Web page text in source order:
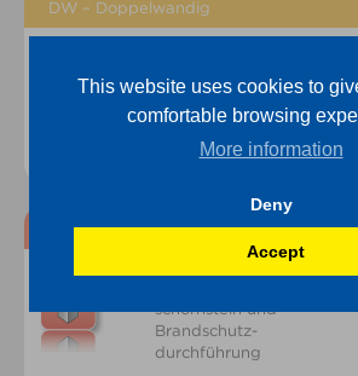
This website uses cookies to
comfortable browsing
More information
Deny
Accept
DW – Doppelwandig
stahlschornstein
Schacht & Durchführung
Brandschutz-
durchführung